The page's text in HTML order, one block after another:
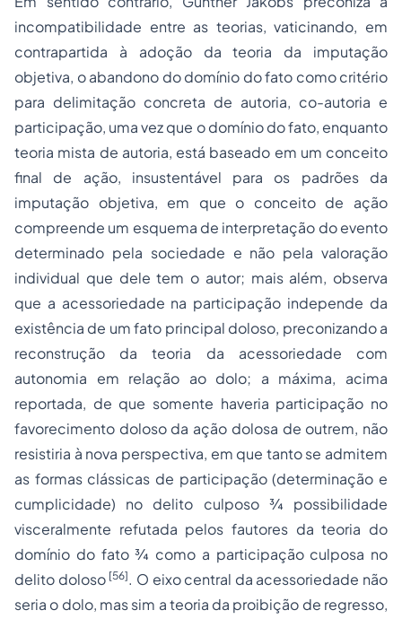
incompatibilidade entre as teorias, vaticinando, em
contrapartida à adoção da teoria da imputação
objetiva, o abandono do domínio do fato como critério
para delimitação concreta de autoria, co-autoria e
participação, uma vez que o domínio do fato, enquanto
teoria mista de autoria, está baseado em um conceito
final de ação, insustentável para os padrões da
imputação objetiva, em que o conceito de ação
compreende um esquema de interpretação do evento
determinado pela sociedade e não pela valoração
individual que dele tem o autor; mais além, observa
que a acessoriedade na participação independe da
existência de um fato principal doloso, preconizando a
reconstrução da teoria da acessoriedade com
autonomia em relação ao dolo; a máxima, acima
reportada, de que somente haveria participação no
favorecimento doloso da ação dolosa de outrem, não
resistiria à nova perspectiva, em que tanto se admitem
as formas clássicas de participação (determinação e
cumplicidade) no delito culposo ¾ possibilidade
visceralmente refutada pelos fautores da teoria do
domínio do fato ¾ como a participação culposa no
delito doloso [56]. O eixo central da acessoriedade não
seria o dolo, mas sim ateoria da proibição de regresso,